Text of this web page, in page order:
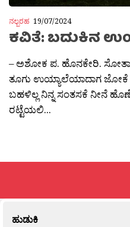
ನಲ್ಬರಹ 19/07/2024
ಕವಿತೆ: ಬದುಕಿನ
– ಅಶೋಕ ಪ. ಹೊನಕೇರಿ.
ತೂಗು ಉಯ್ಯಾಲೆಯಾದಾಗ ಜೋಕೆ
ಬಹಳಿಲ್ಲ ನಿನ್ನ ಸಂತಸಕೆ ನೀನೆ
ರಟ್ಟೆಯಲಿ...
ಹುಡುಕಿ